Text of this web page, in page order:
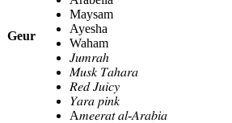
Geur
Maysam
Ayesha
Waham
𝐽𝑢𝑚𝑟𝑎ℎ
𝑀𝑢𝑠𝑘 𝑇𝑎ℎ𝑎𝑟𝑎
𝑅𝑒𝑑 𝐽𝑢𝑖𝑐𝑦
𝑌𝑎𝑟𝑎 𝑝𝑖𝑛𝑘
A𝑚𝑒𝑒𝑟𝑎𝑡 𝑎𝑙-𝐴𝑟𝑎𝑏𝑖𝑎